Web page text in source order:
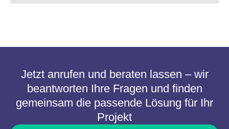
Jetzt anrufen und beraten lassen – wir
beantworten Ihre Fragen und finden
gemeinsam die passende Lösung für Ihr
Projekt